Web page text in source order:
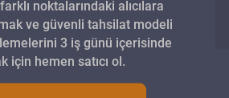
noktalarındaki alıcılara
ve güvenli tahsilat modeli
3 iş günü içerisinde
için hemen satıcı ol.